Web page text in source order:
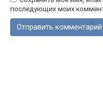
последующих моих